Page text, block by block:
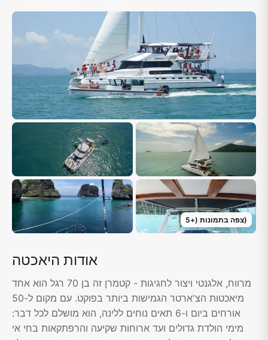
צפה בתמונות (+
5 )
אודות היאכטה
מרווח, אלגנטי ויצור לחגיגות - קטמרן זה בן 70 רגל הוא אחד
מיאכטות הצ'ארטר הגמישות ביותר בפוקט. עם מקום ל-50
אורחים ביום ו-6 תאים נוחים ללינה, הוא מושלם לכל דבר:
מימי הולדת גדולים ועד ארוחות שקיעה והרפתקאות בחי אי